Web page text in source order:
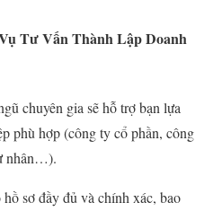
Tư Vấn Thành Lập Doanh
chuyên gia sẽ hỗ trợ bạn lựa
phù hợp (công ty cổ phần, công
nhân…).
sơ đầy đủ và chính xác, bao